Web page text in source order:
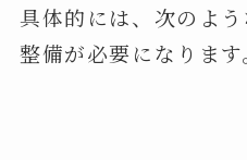
具体的には、次のよ
整備が必要になります